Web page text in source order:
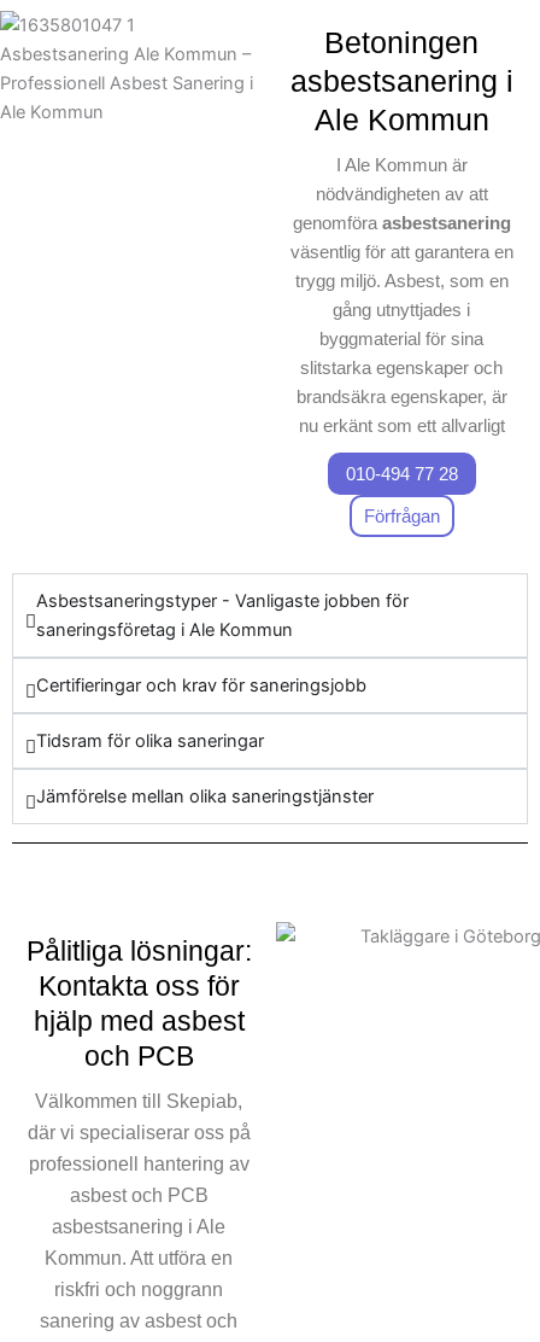
Betoningen
asbestsanering i
Ale Kommun
I Ale Kommun är
nödvändigheten av att
genomföraasbestsanering
väsentlig för att garantera en
trygg miljö. Asbest, som en
gång utnyttjades i
byggmaterial för sina
slitstarka egenskaper och
brandsäkra egenskaper, är
nu erkänt som ett allvarligt
hot mot människors hälsa.
Kontakt med asbestdamm
kan medföra kritiska
sjukdomar såsom
lungcancer och asbestos,
vilket gör professionell
När du väljer att sanera
asbest i Ale Kommun, väljer
du skydda både naturen och
för asbestsanering är
designad för att eliminera
Kommuns asbest pålitligt.
010-494 77 28
Förfrågan
Asbestsaneringstyper - Vanligaste jobben för
saneringsföretag i Ale Kommun
Certifieringar och krav för saneringsjobb
Tidsram för olika saneringar
Jämförelse mellan olika saneringstjänster
Pålitliga lösningar:
Kontakta oss för
hjälp med asbest
och PCB
Välkommen till Skepiab,
där vi specialiserar oss på
professionell hantering av
asbest och PCB
asbestsanering i Ale
Kommun. Att utföra en
riskfri och noggrann
sanering av asbest och